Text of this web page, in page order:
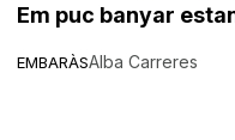
EMBARÀS
Em puc banyar
Alba Carreres